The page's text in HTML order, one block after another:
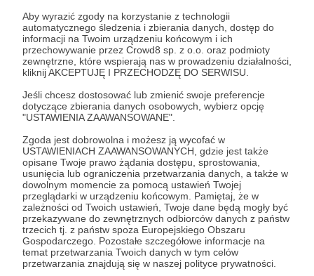
Aby wyrazić zgody na korzystanie z technologii
automatycznego śledzenia i zbierania danych, dostęp do
informacji na Twoim urządzeniu końcowym i ich
przechowywanie przez Crowd8 sp. z o.o. oraz podmioty
zewnętrzne, które wspierają nas w prowadzeniu działalności,
kliknij AKCEPTUJĘ I PRZECHODZĘ DO SERWISU.
Jeśli chcesz dostosować lub zmienić swoje preferencje
dotyczące zbierania danych osobowych, wybierz opcję
"USTAWIENIA ZAAWANSOWANE".
Zgoda jest dobrowolna i możesz ją wycofać w
USTAWIENIACH ZAAWANSOWANYCH, gdzie jest także
opisane Twoje prawo żądania dostępu, sprostowania,
usunięcia lub ograniczenia przetwarzania danych, a także w
dowolnym momencie za pomocą ustawień Twojej
przeglądarki w urządzeniu końcowym. Pamiętaj, że w
zależności od Twoich ustawień, Twoje dane będą mogły być
przekazywane do zewnętrznych odbiorców danych z państw
trzecich tj. z państw spoza Europejskiego Obszaru
Gospodarczego. Pozostałe szczegółowe informacje na
temat przetwarzania Twoich danych w tym celów
przetwarzania znajdują się w naszej polityce prywatności.
Zaloguj się
Udostępnij
GUITAR STORIES
Zobacz profil autora
Zobacz również